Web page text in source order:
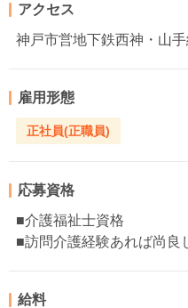
アクセス
神戸市営地下鉄西神・山
雇用形態
正社員(正職員)
応募資格
■介護福祉士資格
■訪問介護経験あれば尚良
給料